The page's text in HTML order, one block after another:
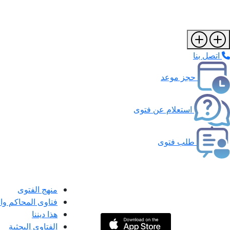
اتصل بنا
حجز موعد
استعلام عن فتوى
طلب فتوى
منهج الفتوى
فتاوى المحاكم
هذا ديننا
الفتاوى البحثية